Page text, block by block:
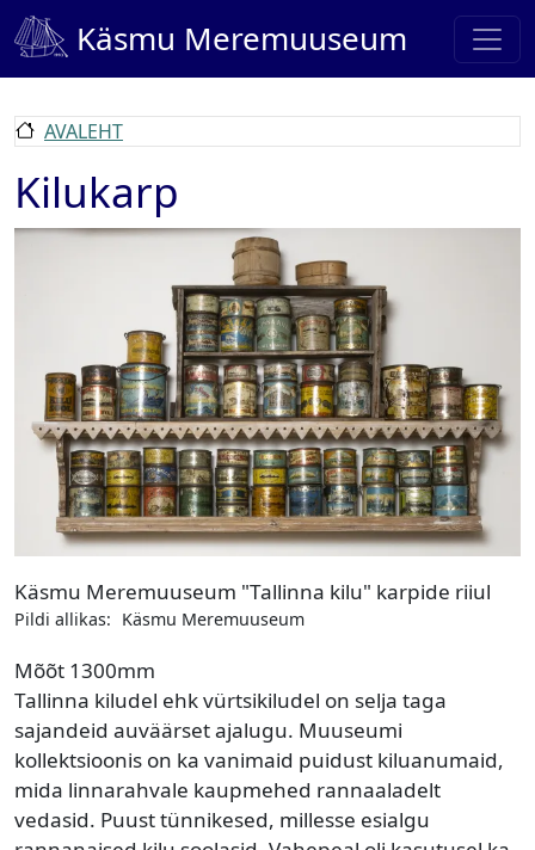
Liigu edasi põhisisu juurde
Käsmu Meremuuseum
AVALEHT
Kilukarp
Pilt
Käsmu Meremuuseum "Tallinna kilu" karpide riiul
Pildi allikas: Käsmu Meremuuseum
Mõõt 1300mm
Tallinna kiludel ehk vürtsikiludel on selja taga
sajandeid auväärset ajalugu. Muuseumi
kollektsioonis on ka vanimaid puidust kiluanumaid,
mida linnarahvale kaupmehed rannaaladelt
vedasid. Puust tünnikesed, millesse esialgu